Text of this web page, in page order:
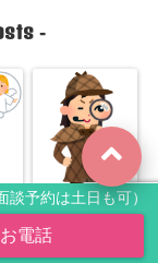
予約は土日も可）
-
【初心者向
の調査のコ